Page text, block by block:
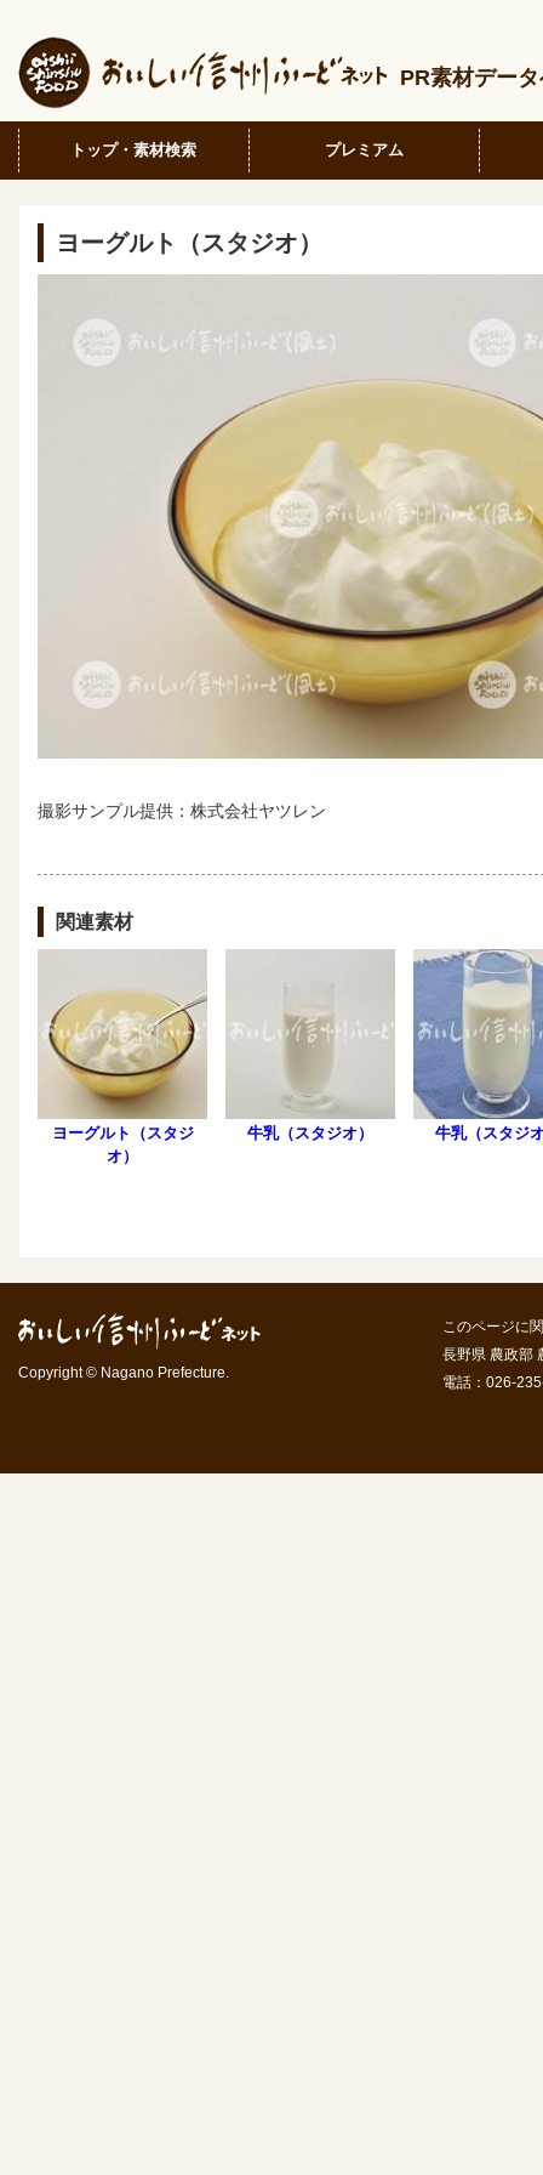
PR素材デー
トップ・素材検索 プレミアム
ヨーグルト（スタジオ）
撮影サンプル提供：株式会社ヤツレン
関連素材
ヨーグルト（スタジ
オ）
牛乳（スタジオ） 牛乳（スタジ
Copyright © Nagano Prefecture.
このページに
長野県 農政部
電話：026-